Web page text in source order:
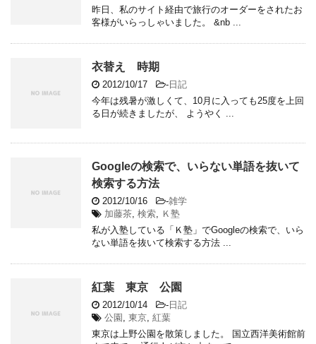
昨日、私のサイト経由で旅行のオーダーをされたお
客様がいらっしゃいました。 &nb ...
衣替え 時期
2012/10/17 - 日記
今年は残暑が激しくて、10月に入っても25度を上回
る日が続きましたが、 ようやく ...
Googleの検索で、いらない単語を抜いて
検索する方法
2012/10/16 -雑学
加藤茶, 検索, Ｋ塾
私が入塾している「Ｋ塾」でGoogleの検索で、いら
ない単語を抜いて検索する方法 ...
紅葉 東京 公園
2012/10/14 - 日記
公園 , 東京, 紅葉
東京は上野公園を散策しました。 国立西洋美術館前